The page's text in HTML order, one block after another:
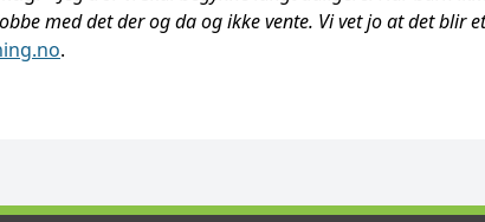
med det der og da og ikke vente. Vi vet jo at det blir
.